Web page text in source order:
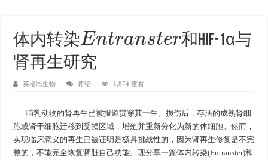
体内转染
En ra
和HIF-1α与
肾再生研究
英格恩生物 评论 1,874 查看
哺乳动物的肾再生已被报道贯穿其一生。损伤后，存活的成熟肾细
胞或肾干细胞迁移到受损区域，增殖并重新分化为新的体细胞。然而，
实现临床意义的再生已被证明是极具挑战性的，因为肾再生修复是不完
整的，不能完全恢复肾脏自己功能。现分享一篇体内转染(Entranster)和